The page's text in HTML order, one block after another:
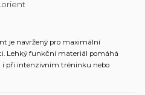
je navržený pro maximální
Lehký funkční materiál pomáhá
i při intenzivním tréninku nebo